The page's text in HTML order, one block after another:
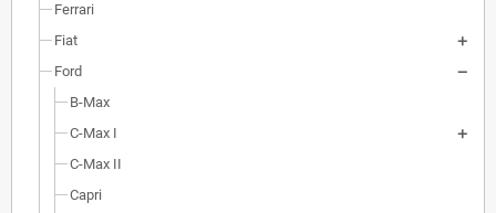
Ferrari
Fiat
Ford
B-Max
C-Max I
C-Max II
Capri